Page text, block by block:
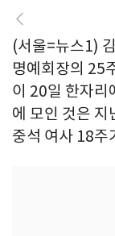
(서울=뉴스1)
명예회장의 25
이 20일 한자리
에 모인 것은 지
중석 여사 18주